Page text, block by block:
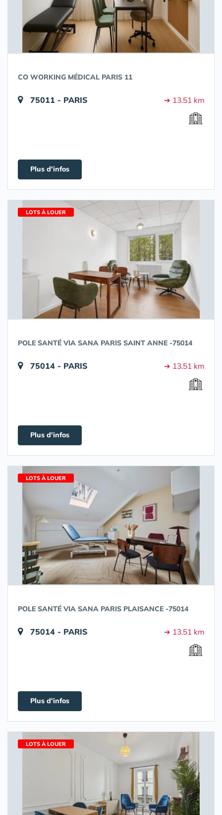
CO WORKING MÉDICAL PARIS 11
75011 - PARIS ➔ 13.51 km
Plus d'infos
LOTS À LOUER
POLE SANTÉ VIA SANA PARIS SAINT ANNE -75014
75014 - PARIS ➔ 13.51 km
Plus d'infos
LOTS À LOUER
POLE SANTÉ VIA SANA PARIS PLAISANCE -75014
75014 - PARIS ➔ 13.51 km
Plus d'infos
LOTS À LOUER